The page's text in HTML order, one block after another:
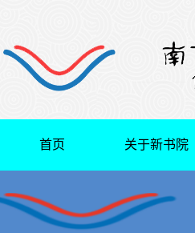
首页 关于新书院